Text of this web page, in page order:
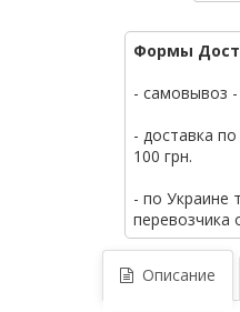
Формы
- самовывоз
- доставка
100 грн.
- по Украине
перевозчика
Описание